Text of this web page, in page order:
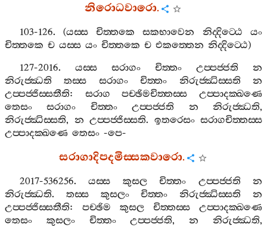
නිරොධවාරො.
103-126. (යස‍්ස චිත‍්තකෙ සකභාවෙන නිද‍්දිට‍්ඨෙ
යං
චිත‍්තකෙ ච යස‍්ස යං චිත‍්තකෙ ච එකත‍්තෙන නිද‍්දිට‍්ඨෙ)
127-2016. යස‍්ස සරාගං චිත‍්තං උප‍්පජ‍්ජති
න
නිරුජ‍්ඣති
තස‍්ස සරාගං චිත‍්තං නිරුජ‍්ඣිස‍්සති
න
උප‍්පජ‍්ජිස‍්සතීති: සරාග පච‍්ඡිමචිත‍්තස‍්ස
උප‍්පාදක‍්ඛණෙ
තෙසං
සරාගං චිත‍්තං උප‍්පජ‍්ජති න නිරුජ‍්ඣති,
නිරුජ‍්ඣිස‍්සති, න උප‍්පජ‍්ජිස‍්සති. ඉතරෙසං සරාගචිත‍්තස‍්ස
උප‍්පාදක‍්ඛණෙ තෙසං -පෙ-
සරාගාදිපදමිස‍්සකවාරො.
2017-536256.යස‍්ස කුසල චිත‍්තං උප‍්පජ‍්ජති
න
නිරුජ‍්ඣති. තස‍්ස කුසලං චිත‍්තං නිරුජ‍්ඣිස‍්සති
න
උප‍්පජ‍්ජිස‍්සතීති: පච‍්ඡිම කුසල චිත‍්තස‍්ස
උප‍්පාදක‍්ඛණෙ
තෙසං
කුසලං චිත‍්තං උප‍්පජ‍්ජති,න නිරුජ‍්ඣති,